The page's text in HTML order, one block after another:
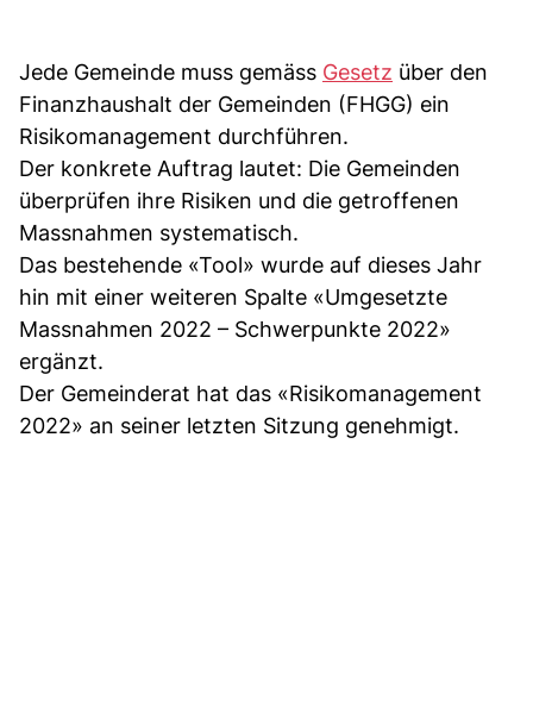
Jede Gemeinde muss gemäss Gesetz über den
Finanzhaushalt der Gemeinden (FHGG) ein
Risikomanagement durchführen.
Der konkrete Auftrag lautet: Die Gemeinden
überprüfen ihre Risiken und die getroffenen
Massnahmen systematisch.
Das bestehende «Tool» wurde auf dieses Jahr
hin mit einer weiteren Spalte «Umgesetzte
Massnahmen 2022 – Schwerpunkte 2022»
ergänzt.
Der Gemeinderat hat das «Risikomanagement
2022» an seiner letzten Sitzung genehmigt.